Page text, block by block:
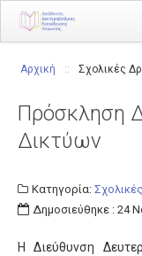
Διευθυντής
Διάρθρωση
Τμήμα Α'
Τμήμα Β'
Τμήμα Γ'
Αρχική :: Σχολικές
Πρόσκληση
Δικτύων
Κατηγορία:
Δημοσιεύθηκε : 24
Η Διεύθυνση